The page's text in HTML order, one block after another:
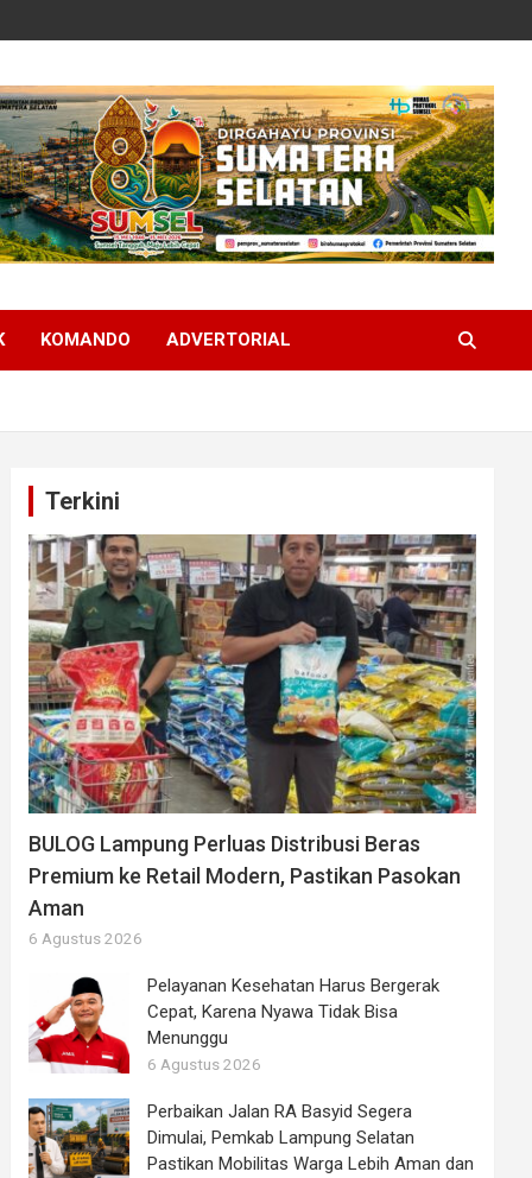
KOMANDO ADVERTORIAL
Terkini
BULOG Lampung Perluas Distribusi Beras
Premium ke Retail Modern, Pastikan Pasokan
Aman
6 Agustus 2026
Pelayanan Kesehatan Harus Bergerak
Cepat, Karena Nyawa Tidak Bisa
Menunggu
6 Agustus 2026
Perbaikan Jalan RA Basyid Segera
Dimulai, Pemkab Lampung Selatan
Pastikan Mobilitas Warga Lebih Aman dan